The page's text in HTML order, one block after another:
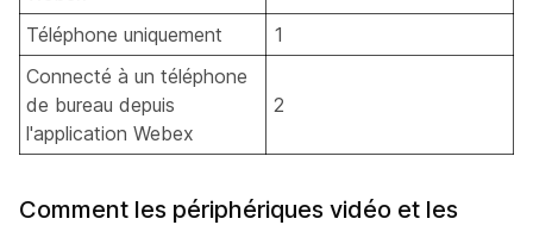
Téléphone uniquement
1
Connecté à un téléphone
de bureau depuis
l'application Webex
2
Comment les périphériques vidéo et les